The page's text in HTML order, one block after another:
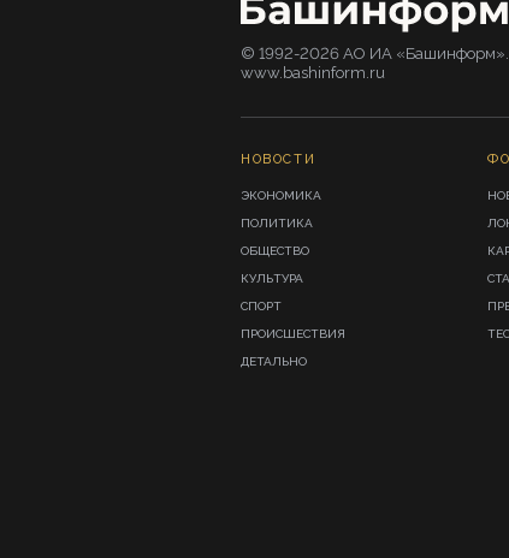
© 1992-2026 АО ИА «Башинформ».
www.bashinform.ru
НОВОСТИ
ЭКОНОМИКА
ПОЛИТИКА
ОБЩЕСТВО
КУЛЬТУРА
СПОРТ
ПРОИСШЕСТВИЯ
ДЕТАЛЬНО